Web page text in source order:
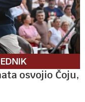
osvojio Čoju,